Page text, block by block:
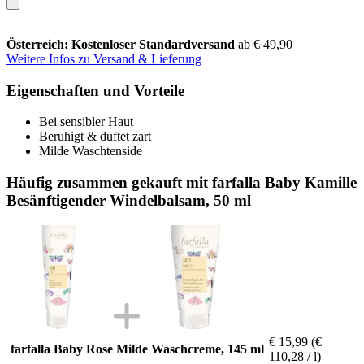
Österreich: Kostenloser Standardversand ab € 49,90
Weitere Infos zu Versand & Lieferung
Eigenschaften und Vorteile
Bei sensibler Haut
Beruhigt & duftet zart
Milde Waschtenside
Häufig zusammen gekauft mit farfalla Baby Kamille
Besänftigender Windelbalsam, 50 ml
farfalla Baby Rose Milde Waschcreme, 145 ml
€ 15,99 (€
110,28 / l)